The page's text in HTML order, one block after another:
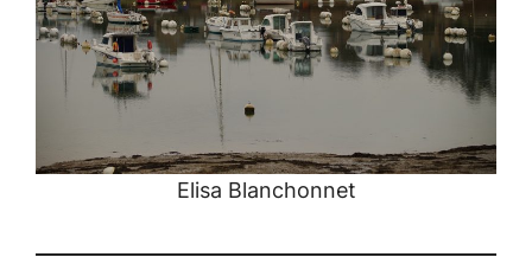
Elisa Blanchonnet